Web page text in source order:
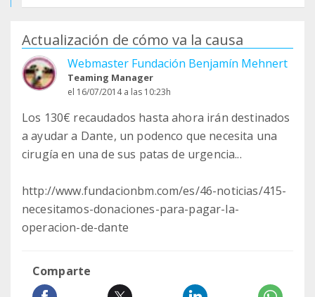
Actualización de cómo va la causa
Webmaster Fundación Benjamín Mehnert
Teaming Manager
el 16/07/2014 a las 10:23h
Los 130€ recaudados hasta ahora irán destinados
a ayudar a Dante, un podenco que necesita una
cirugía en una de sus patas de urgencia...
http://www.fundacionbm.com/es/46-noticias/415-
necesitamos-donaciones-para-pagar-la-
operacion-de-dante
Comparte